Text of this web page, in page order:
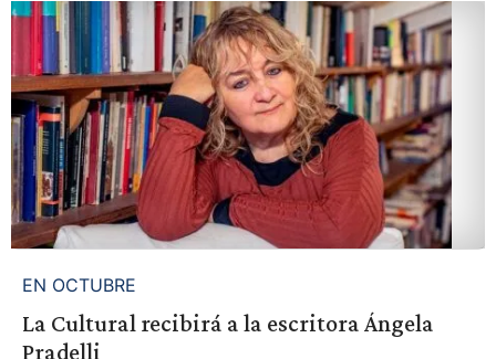
EN OCTUBRE
La Cultural recibirá a la escritora Ángela
Pradelli